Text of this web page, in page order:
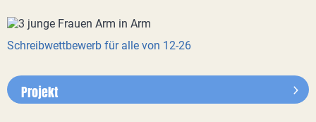
Schreibwettbewerb für alle von 12-26
Projekt